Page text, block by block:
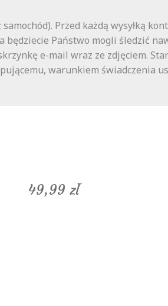
Przed każdą wysyłką
Państwo mogli śledzić
e-mail wraz ze zdjęciem.
warunkiem świadczenia
49,99 zł